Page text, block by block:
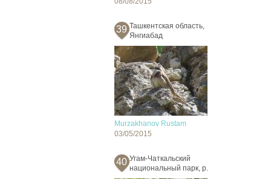
39 Ташкентская область,
Янгиабад
Murzakhanov Rustam
03/05/2015
40 Угам-Чаткальский
национальный парк, р.